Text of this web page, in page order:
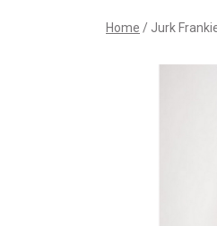
Home Jurk